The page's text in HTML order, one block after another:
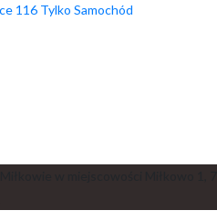
116 Tylko Samochód